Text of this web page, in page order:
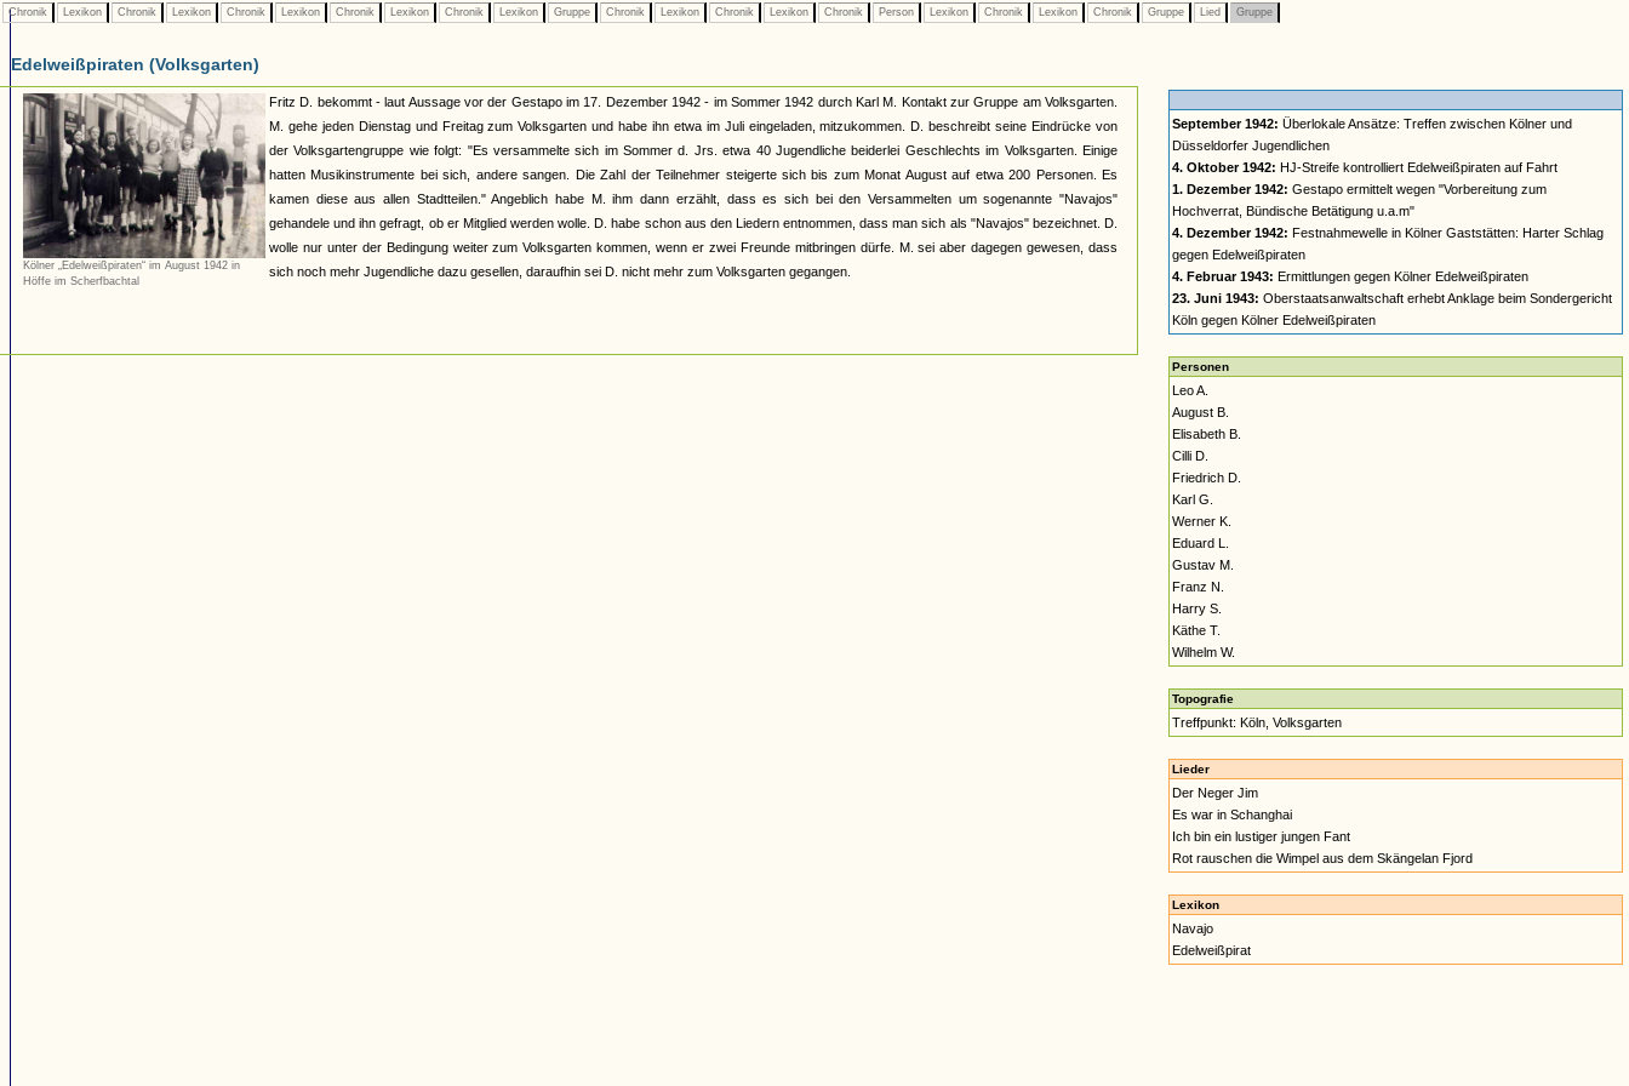
Chronik Lexikon Chronik Lexikon Chronik Lexikon Chronik Lexikon Chronik Lexikon Gruppe Chronik Lexikon Chronik Lexikon Chronik Person Lexikon Chronik Lexikon Chronik Gruppe Lied Gruppe
Edelweißpiraten (Volksgarten)
Kölner „Edelweißpiraten“ im August 1942 in
Höffe im Scherfbachtal
Fritz D. bekommt - laut Aussage vor der Gestapo im 17. Dezember 1942 - im Sommer 1942 durch Karl M. Kontakt zur Gruppe am Volksgarten.
M. gehe jeden Dienstag und Freitag zum Volksgarten und habe ihn etwa im Juli eingeladen, mitzukommen. D. beschreibt seine Eindrücke von
der Volksgartengruppe wie folgt: "Es versammelte sich im Sommer d. Jrs. etwa 40 Jugendliche beiderlei Geschlechts im Volksgarten. Einige
hatten Musikinstrumente bei sich, andere sangen. Die Zahl der Teilnehmer steigerte sich bis zum Monat August auf etwa 200 Personen. Es
kamen diese aus allen Stadtteilen." Angeblich habe M. ihm dann erzählt, dass es sich bei den Versammelten um sogenannte "Navajos"
gehandele und ihn gefragt, ob er Mitglied werden wolle. D. habe schon aus den Liedern entnommen, dass man sich als "Navajos" bezeichnet. D.
wolle nur unter der Bedingung weiter zum Volksgarten kommen, wenn er zwei Freunde mitbringen dürfe. M. sei aber dagegen gewesen, dass
sich noch mehr Jugendliche dazu gesellen, daraufhin sei D. nicht mehr zum Volksgarten gegangen.
September 1942: Überlokale Ansätze: Treffen zwischen Kölner und
Düsseldorfer Jugendlichen
4. Oktober 1942: HJ-Streife kontrolliert Edelweißpiraten auf Fahrt
1. Dezember 1942: Gestapo ermittelt wegen "Vorbereitung zum
Hochverrat, Bündische Betätigung u.a.m"
4. Dezember 1942: Festnahmewelle in Kölner Gaststätten: Harter Schlag
gegen Edelweißpiraten
4. Februar 1943: Ermittlungen gegen Kölner Edelweißpiraten
23. Juni 1943: Oberstaatsanwaltschaft erhebt Anklage beim Sondergericht
Köln gegen Kölner Edelweißpiraten
Personen
Leo A.
August B.
Elisabeth B.
Cilli D.
Friedrich D.
Karl G.
Werner K.
Eduard L.
Gustav M.
Franz N.
Harry S.
Käthe T.
Wilhelm W.
Topografie
Treffpunkt: Köln, Volksgarten
Lieder
Der Neger Jim
Es war in Schanghai
Ich bin ein lustiger jungen Fant
Rot rauschen die Wimpel aus dem Skängelan Fjord
Lexikon
Navajo
Edelweißpirat